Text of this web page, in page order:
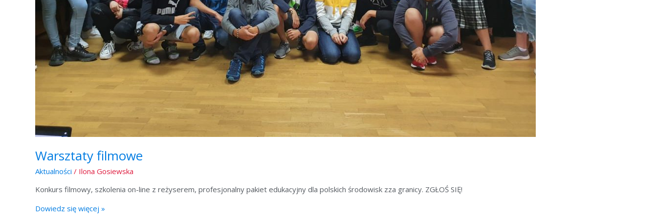
Warsztaty filmowe
Aktualności / Ilona Gosiewska
Konkurs filmowy, szkolenia on-line z reżyserem, profesjonalny pakiet edukacyjny dla polskich środowisk zza granicy. ZGŁOŚ SIĘ!
Dowiedz się więcej »